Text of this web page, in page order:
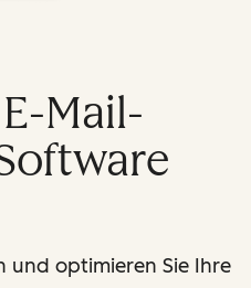
Mail-
und optimieren Sie Ihre